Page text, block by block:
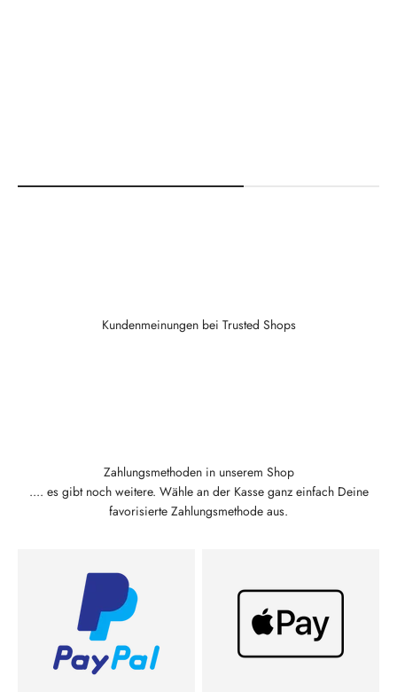
Kundenmeinungen bei Trusted Shops
Zahlungsmethoden in unserem Shop
.... es gibt noch weitere. Wähle an der Kasse ganz einfach Deine
favorisierte Zahlungsmethode aus.